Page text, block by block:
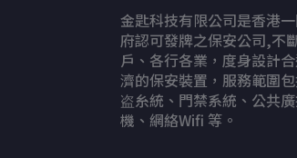
金匙科技有限公司是香港
府認可發牌之保安公司,不
戶、各行各業，度身設計
濟的保安裝置，服務範圍
盗糸統、門禁系統、公共
機、網絡Wifi 等。